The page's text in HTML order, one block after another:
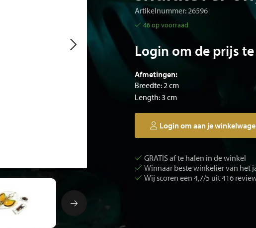
Artikelnummer: 26596
46 op voorraad
Login om de prijs
Afmetingen:
Breedte: 2 cm
Length: 3 cm
Login om aan je
GRATIS af te halen in de winkel
Winnaar beste winkelier van het
Wij scoren een 4,7/5 uit 416